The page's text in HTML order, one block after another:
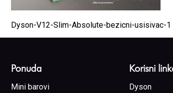
Dyson-V12-Slim-Absolute-bezicni-usisivac-1
Ponuda
Mini barovi
Korisni
Dyson